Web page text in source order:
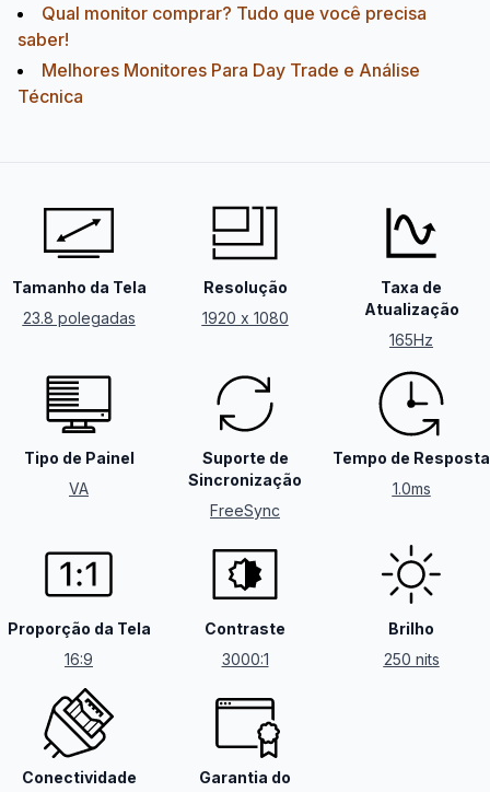
Qual monitor comprar? Tudo que você precisa
saber!
Melhores Monitores Para Day Trade e Análise
Técnica
Tamanho da Tela
23.8 polegadas
Resolução
1920 x 1080
Taxa de
Atualização
165Hz
Tipo de Painel
VA
Suporte de
Sincronização
FreeSync
Tempo de Resposta
1.0ms
Proporção da Tela
16:9
Contraste
3000:1
Brilho
250 nits
Conectividade
Garantia do